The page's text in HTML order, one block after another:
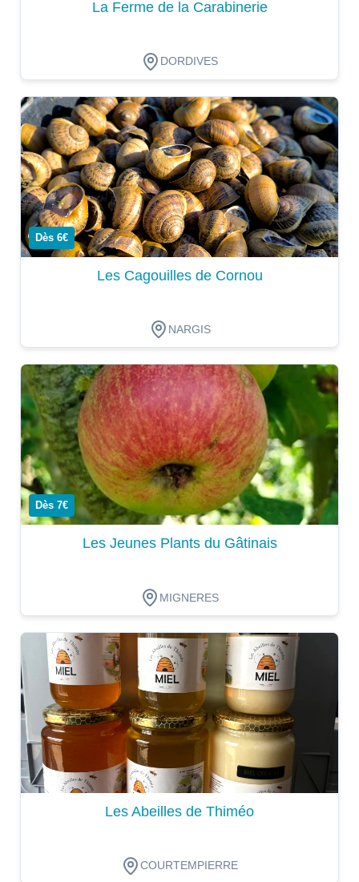
La Ferme de la Carabinerie
DORDIVES
Dégustation
Dès 6€
Les Cagouilles de Cornou
NARGIS
Dégustation
Dès 7€
Les Jeunes Plants du Gâtinais
MIGNERES
Dégustation
Les Abeilles de Thiméo
COURTEMPIERRE